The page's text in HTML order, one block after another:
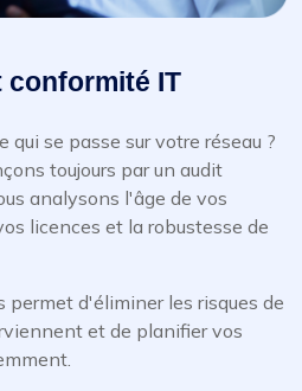
conformité IT
qui se passe sur votre réseau ?
toujours par un audit
analysons l'âge de vos
licences et la robustesse de
permet d'éliminer les risques de
et de planifier vos